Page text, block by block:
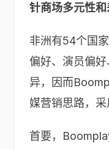
针商场多元性
非洲有54个国
偏好、演员偏
异，因而
媒营销思路，采
首要，